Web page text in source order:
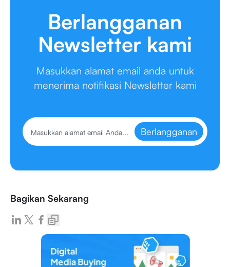
Berlangganan
Newsletter kami
Masukkan alamat email anda untuk
menerima notifikasi Newsletter kami
Berlangganan
Bagikan Sekarang